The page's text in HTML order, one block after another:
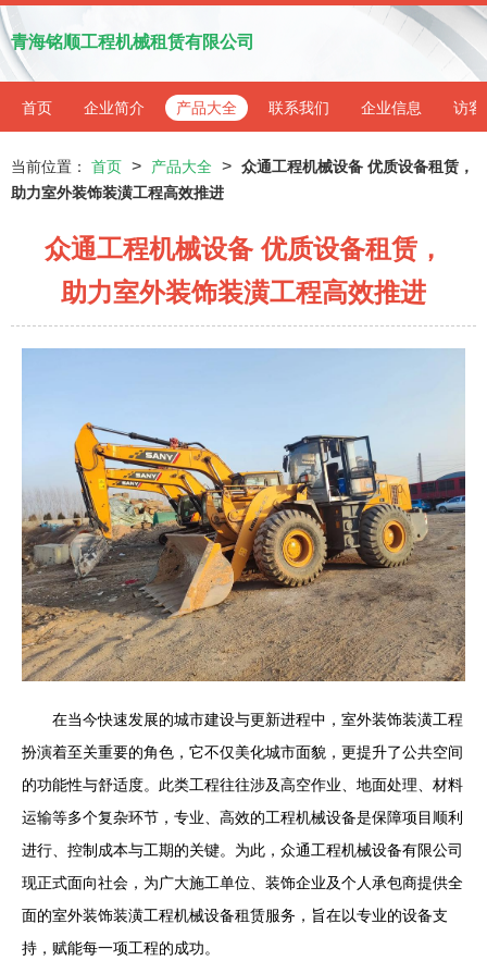
青海铭顺工程机械租赁有限公司
首页 企业简介 产品大全 联系我们 企业信息 访客
当前位置： 首页 > 产品大全 > 众通工程机械设备 优质设备租赁，
助力室外装饰装潢工程高效推进
众通工程机械设备 优质设备租赁，
助力室外装饰装潢工程高效推进
在当今快速发展的城市建设与更新进程中，室外装饰装潢工程
扮演着至关重要的角色，它不仅美化城市面貌，更提升了公共空间
的功能性与舒适度。此类工程往往涉及高空作业、地面处理、材料
运输等多个复杂环节，专业、高效的工程机械设备是保障项目顺利
进行、控制成本与工期的关键。为此，众通工程机械设备有限公司
现正式面向社会，为广大施工单位、装饰企业及个人承包商提供全
面的室外装饰装潢工程机械设备租赁服务，旨在以专业的设备支
持，赋能每一项工程的成功。